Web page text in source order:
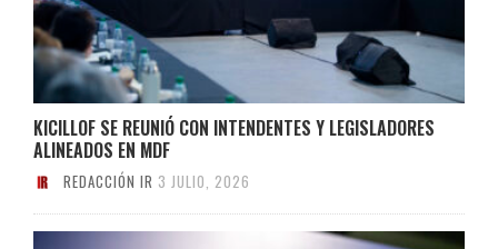
KICILLOF SE REUNIÓ CON INTENDENTES Y LEGISLADORES
ALINEADOS EN MDF
REDACCIÓN IR 3 JULIO, 2026